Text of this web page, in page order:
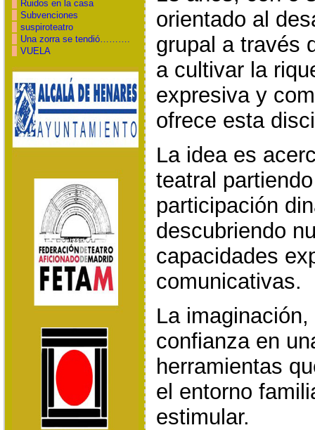
Ruidos en la casa
Subvenciones
suspiroteatro
Una zorra se tendió……….
VUELA
orientado al
grupal a través
a cultivar la
expresiva y
ofrece esta
La idea es
teatral
participación
descubriendo
capacidades
comunicativas.
La
confianza en
herramientas
el entorno
estimular.